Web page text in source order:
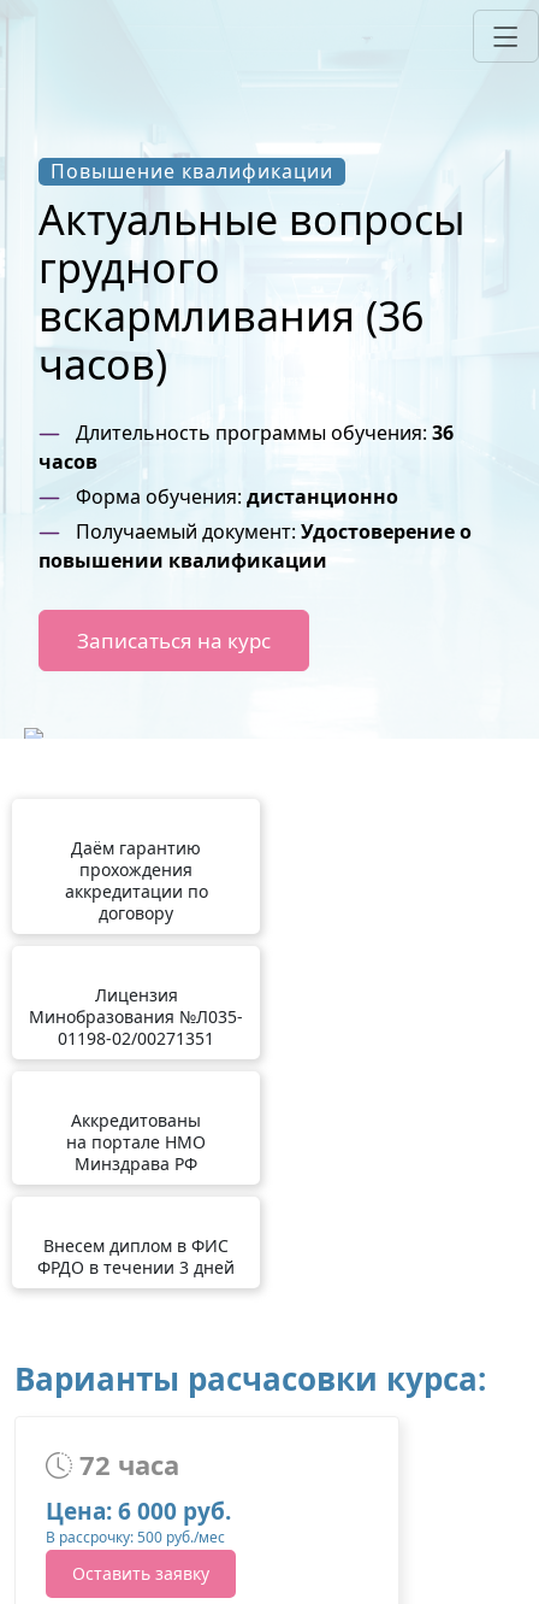
Повышение квалификации
Актуальные вопросы
грудного
вскармливания (36
часов)
Длительность программы обучения: 36
часов
Форма обучения: дистанционно
Получаемый документ:Удостоверение о
повышении квалификации
Записаться на курс
Даём гарантию
прохождения
аккредитации по
договору
Лицензия
Минобразования №Л035-
01198-02/00271351
Аккредитованы
на портале НМО
Минздрава РФ
Внесем диплом в ФИС
ФРДО в течении 3 дней
Варианты расчасовки курса:
72 часа
Цена: 6 000 руб.
В рассрочку: 500 руб./мес
Оставить заявку